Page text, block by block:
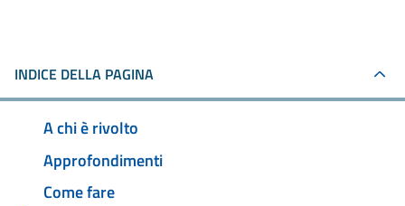
INDICE DELLA PAGINA
A chi è rivolto
Approfondimenti
Come fare